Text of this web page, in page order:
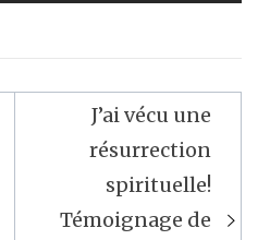
J’ai vécu une
résurrection
spirituelle!
Témoignage de